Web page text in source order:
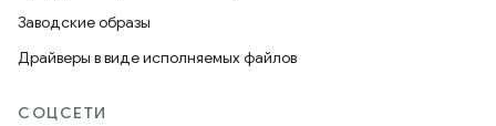
Заводские образы
Драйверы в виде исполняемых файлов
СОЦСЕТИ